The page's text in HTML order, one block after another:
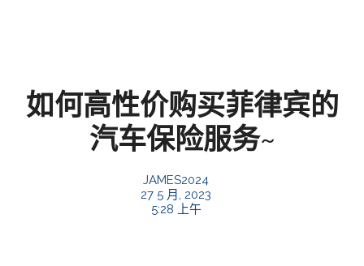
如何高性价购买菲律宾的
汽车保险服务~
JAMES2024
27 5 月, 2023
5:28 上午